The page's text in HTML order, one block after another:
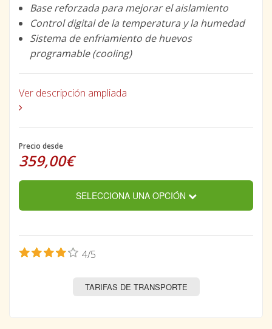
Base reforzada para mejorar el aislamiento
Control digital de la temperatura y la humedad
Sistema de enfriamiento de huevos
programable (cooling)
Ver descripción ampliada
Precio desde
359,00€
SELECCIONA UNA OPCIÓN
4/5
TARIFAS DE TRANSPORTE